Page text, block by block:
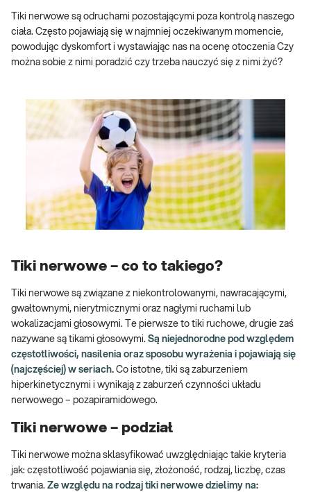
Tiki nerwowe są odruchami pozostającymi poza kontrolą naszego
ciała. Często pojawiają się w najmniej oczekiwanym momencie,
powodując dyskomfort i wystawiając nas na ocenę otoczenia Czy
można sobie z nimi poradzić czy trzeba nauczyć się z nimi żyć?
Tiki nerwowe – co to takiego?
Tiki nerwowe są związane z niekontrolowanymi, nawracającymi,
gwałtownymi, nierytmicznymi oraz nagłymi ruchami lub
wokalizacjami głosowymi. Te pierwsze to tiki ruchowe, drugie zaś
nazywane są tikami głosowymi. Są niejednorodne pod względem
częstotliwości, nasilenia oraz sposobu wyrażenia i pojawiają się
(najczęściej) w seriach. Co istotne, tiki są zaburzeniem
hiperkinetycznymi i wynikają z zaburzeń czynności układu
nerwowego – pozapiramidowego.
Tiki nerwowe – podział
Tiki nerwowe można sklasyfikować uwzględniając takie kryteria
jak: częstotliwość pojawiania się, złożoność, rodzaj, liczbę, czas
trwania. Ze względu na rodzaj tiki nerwowe dzielimy na: